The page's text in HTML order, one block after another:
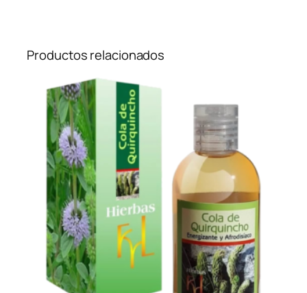
Productos relacionados